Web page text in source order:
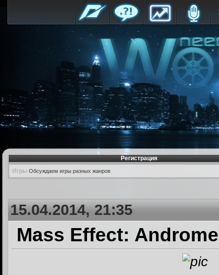
Регистрация
Игры Обсуждаем игры разных жанров
15.04.2014, 21:35
Mass Effect: